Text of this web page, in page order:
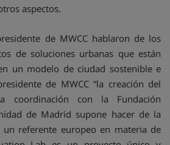
aspectos.
de MWCC hablaron de los
de soluciones urbanas que están
un modelo de ciudad sostenible e
de MWCC “la creación del
coordinación con la Fundación
de Madrid supone hacer de la
referente europeo en materia de